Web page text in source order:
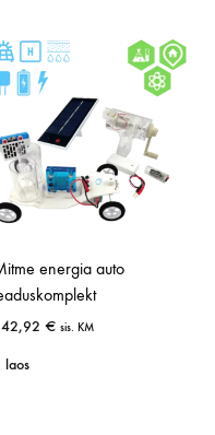
energia auto
€ sis. KM
laos